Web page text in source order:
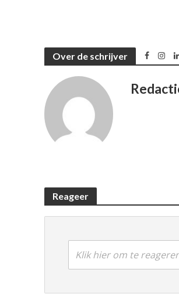
Over de schrijver
Reageer
Klik hier om te